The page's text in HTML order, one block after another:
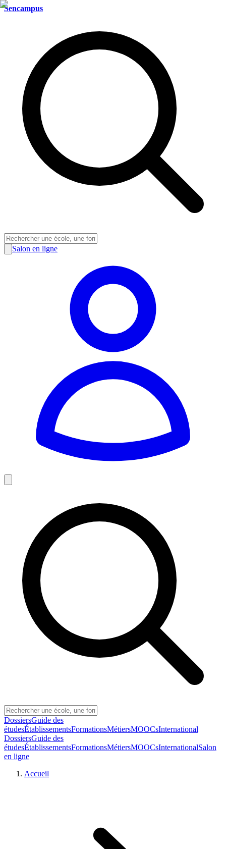
Sencampus
Salon en ligne
DossiersGuide des
étudesÉtablissementsFormationsMétiersMOOCsInternational
DossiersGuide des
étudesÉtablissementsFormationsMétiersMOOCsInternationalSalon
en ligne
Accueil